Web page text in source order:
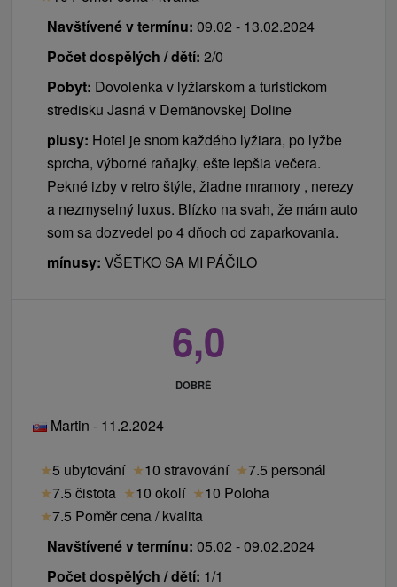
za ubytování se zvířetem 15 / noc
daň z ubytování 1,50 € / osoba / noc
Navštívené v termínu: 09.02 - 13.02.2024
Počet dospělých / dětí: 2/0
Pobyt: Dovolenka v lyžiarskom a turistickom
stredisku Jasná v Demänovskej Doline
plusy: Hotel je snom každého lyžiara, po lyžbe
sprcha, výborné raňajky, ešte lepšia večera.
Pekné izby v retro štýle, žiadne mramory , nerezy
a nezmyselný luxus. Blízko na svah, že mám auto
som sa dozvedel po 4 dňoch od zaparkovania.
mínusy: VŠETKO SA MI PÁČILO
6,0
DOBRÉ
Martin - 11.2.2024
★5 ubytování ★10 stravování ★7.5 personál
★7.5 čistota ★10 okolí ★10 Poloha
★7.5 Poměr cena / kvalita
Navštívené v termínu: 05.02 - 09.02.2024
Počet dospělých / dětí: 1/1